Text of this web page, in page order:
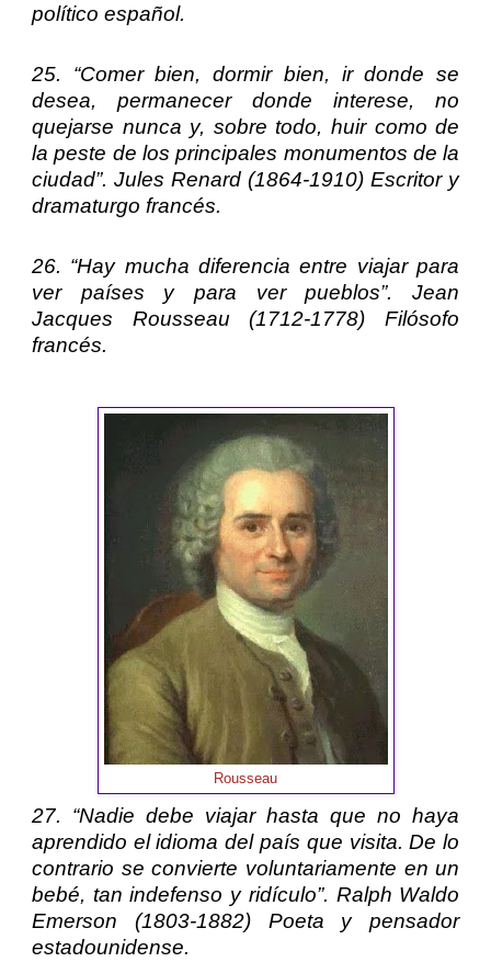
político español.
25. “Comer bien, dormir bien, ir donde se
desea, permanecer donde interese, no
quejarse nunca y, sobre todo, huir como de
la peste de los principales monumentos de la
ciudad”. Jules Renard (1864-1910) Escritor y
dramaturgo francés.
26. “Hay mucha diferencia entre viajar para
ver países y para ver pueblos”.Jean
Jacques Rousseau (1712-1778) Filósofo
francés.
Rousseau
27. “Nadie debe viajar hasta que no haya
aprendido el idioma del país que visita. De lo
contrario se convierte voluntariamente en un
bebé, tan indefenso y ridículo”. Ralph Waldo
Emerson (1803-1882) Poeta y pensador
estadounidense.